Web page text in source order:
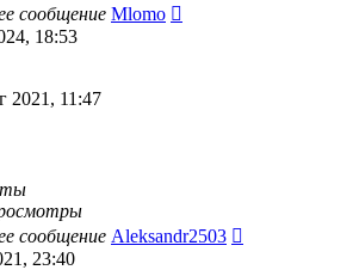
сообщение Mlomo
18:53
2021, 11:47
сообщение Aleksandr2503
23:40